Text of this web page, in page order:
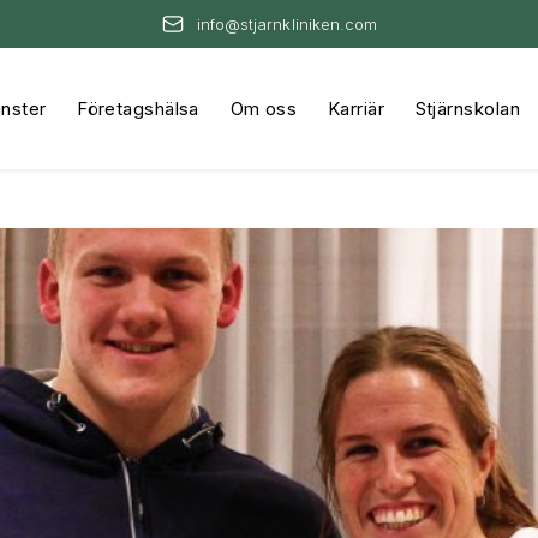
info@stjarnkliniken.com
Företagshälsa Om oss Karriär Stjärnskolan